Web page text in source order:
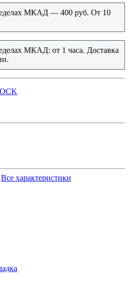
МКАД — 400 руб. От 10
МКАД: от 1 часа. Доставка
Все характеристики